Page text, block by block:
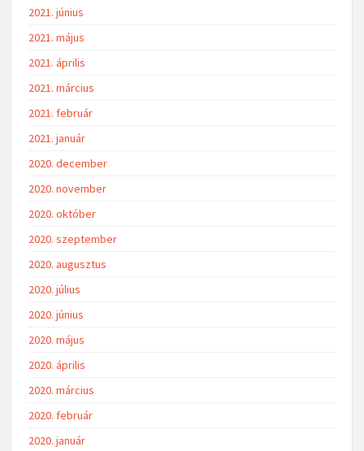
2021. június
2021. május
2021. április
2021. március
2021. február
2021. január
2020. december
2020. november
2020. október
2020. szeptember
2020. augusztus
2020. július
2020. június
2020. május
2020. április
2020. március
2020. február
2020. január